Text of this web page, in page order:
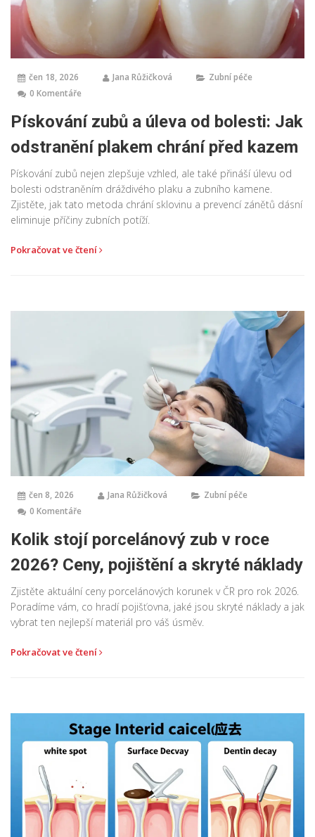
čen 18, 2026 Jana Růžičková
Zubní péče
0 Komentáře
Pískování zubů a úleva od bolesti: Jak
odstranění plakem chrání před kazem
Pískování zubů nejen zlepšuje vzhled, ale také přináší úlevu od
bolesti odstraněním dráždivého plaku a zubního kamene.
Zjistěte, jak tato metoda chrání sklovinu a prevencí zánětů dásní
eliminuje příčiny zubních potíží.
Pokračovat ve čtení
čen 8, 2026 Jana Růžičková
Zubní péče
0 Komentáře
Kolik stojí porcelánový zub v roce
2026? Ceny, pojištění a skryté náklady
Zjistěte aktuální ceny porcelánových korunek v ČR pro rok 2026.
Poradíme vám, co hradí pojišťovna, jaké jsou skryté náklady a jak
vybrat ten nejlepší materiál pro váš úsměv.
Pokračovat ve čtení